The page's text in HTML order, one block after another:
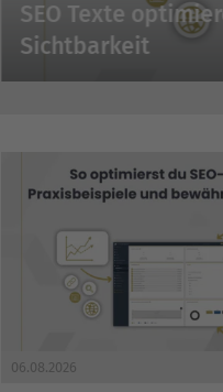
SEO Texte
Sichtbarkeit
06.08.2026